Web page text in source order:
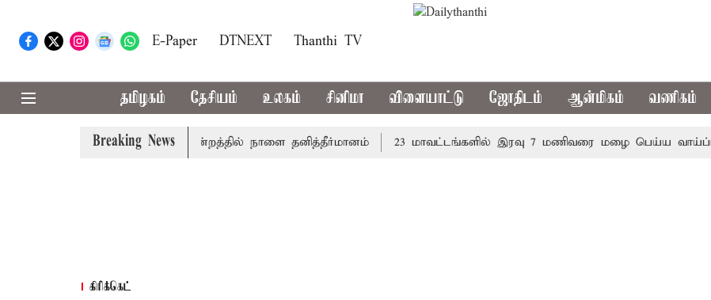
E-Paper DTNEXT Thanthi TV
தமிழகம் தேசியம் உலகம் சினிமா விளையாட்டு ஜோதிடம் ஆன்மிகம் வணிகம்
Breaking News
தமிழ்த்தாய் வாழ்த்து: சட்டமன்றத்தில் நாளை தனித்தீர்மானம் 23 மாவட்டங்களில் இரவு 7 மணிவரை மழை பெய்ய வாய்ப்பு
கிரிக்கெட்